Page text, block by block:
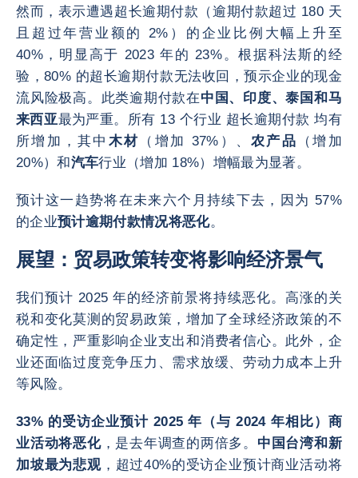
然而，表示遭遇超长逾期付款（逾期付款超过 180 天
且超过年营业额的 2%）的企业比例大幅上升至
40%，明显高于 2023 年的 23%。根据科法斯的经
验，80% 的超长逾期付款无法收回，预示企业的现金
流风险极高。此类逾期付款在中国、印度、泰国和马
来西亚最为严重。所有 13 个行业 超长逾期付款 均有
所增加，其中 木材 （增加 37%）、农产品
（增加
20%）和汽车行业（增加 18%）增幅最为显著。
预计这一趋势将在未来六个月持续下去，因为 57%
的企业预计逾期付款情况将恶化。
展望：贸易政策转变将影响经济景气
我们预计 2025 年的经济前景将持续恶化。高涨的关
税和变化莫测的贸易政策，增加了全球经济政策的不
确定性，严重影响企业支出和消费者信心。此外，企
业还面临过度竞争压力、需求放缓、劳动力成本上升
等风险。
33% 的受访企业预计 2025 年（与 2024 年相比）商
业活动将恶化，是去年调查的两倍多。 中国台湾和新
加坡最为悲观，超过40%的受访企业预计商业活动将